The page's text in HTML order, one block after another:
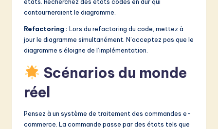
états. Recherchez des états codés en dur qui
contourneraient le diagramme.
Refactoring : Lors du refactoring du code, mettez à
jour le diagramme simultanément. N’acceptez pas que le
diagramme s’éloigne de l’implémentation.
Scénarios du monde
réel
Pensez à un système de traitement des commandes e-
commerce. La commande passe par des états tels que